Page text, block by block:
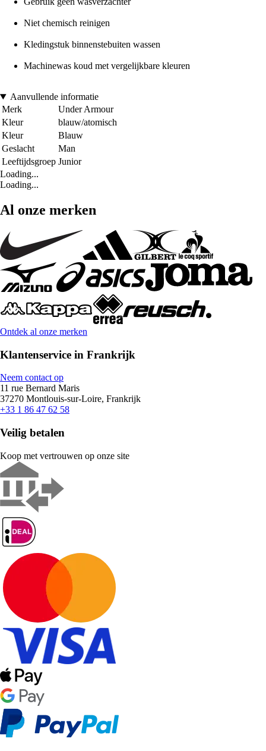
Niet chemisch reinigen
Kledingstuk binnenstebuiten wassen
Machinewas koud met vergelijkbare kleuren
Aanvullende informatie
Merk
Under Armour
Kleur
blauw/atomisch
Kleur
Blauw
Geslacht
Man
Leeftijdsgroep Junior
Loading...
Loading...
Al onze merken
Ontdek al onze merken
Klantenservice in Frankrijk
Neem contact op
11 rue Bernard Maris
37270 Montlouis-sur-Loire, Frankrijk
+33 1 86 47 62 58
Veilig betalen
Koop met vertrouwen op onze site